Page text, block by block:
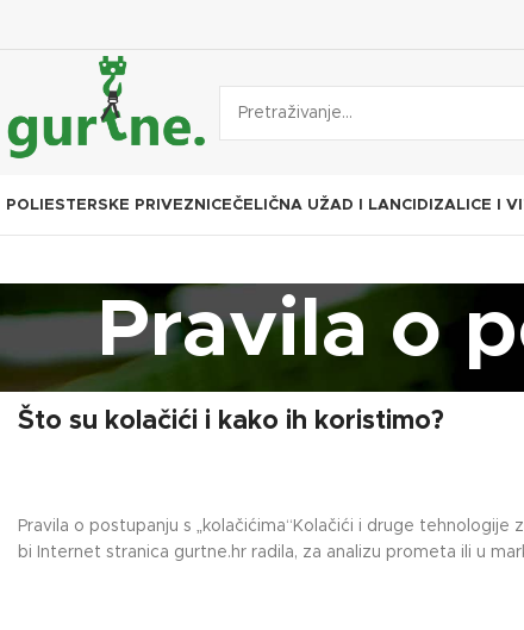
POLIESTERSKE PRIVEZNICEČELIČNA UŽAD I LANCI DIZALICE I
Pravila o
Što su kolačići i kako ih koristimo?
Pravila o postupanju s „kolačićima“Kolačići i druge
bi Internet stranica gurtne.hr radila, za analizu prometa ili u